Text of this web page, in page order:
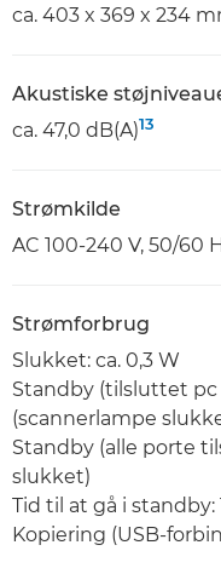
ca. 403 x 369 x 234
Akustiske
ca. 47,0 dB(A)13
Strømkilde
AC 100-240 V, 50/60
Strømforbrug
Slukket: ca. 0,3 W
Standby (tilsluttet pc
(scannerlampe
Standby (alle porte
slukket)
Tid til at gå i standby:
Kopiering (USB-